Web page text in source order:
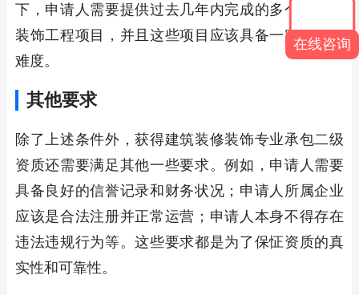
下，申请人需要提供过去几年内完成的多个装修和
装饰工程项目，并且这些项目应该具备一定规模和
难度。
其他要求
除了上述条件外，获得建筑装修装饰专业承包二级
资质还需要满足其他一些要求。例如，申请人需要
具备良好的信誉记录和财务状况；申请人所属企业
应该是合法注册并正常运营；申请人本身不得存在
违法违规行为等。这些要求都是为了保怔资质的真
实性和可靠性。
在线咨询